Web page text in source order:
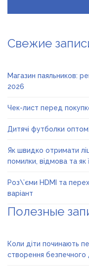
Свежие
Магазин паяльников:
2026
Чек-лист перед
Дитячі футболки
Як швидко отримати
помилки, відмова та як
Роз\’єми HDMI та
варіант
Полезные
Коли діти починають
створення безпечного